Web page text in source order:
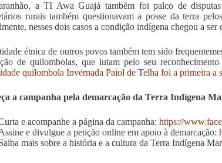
a TI Awa Guajá também foi palco de
rurais também questionavam a posse da terra
nesses dois casos a condição indígena chegou a ser
étnica de outros povos também tem sido
de quilombolas, que lutam pelo seu
quilombola Invernada Paiol de Telha foi a primeira a
a campanha pela demarcação da Terra Indígena
e acompanhe a página da campanha: https://
e divulgue a petição online em apoio à demarcação:
mais sobre a história e a cultura da Terra Indígena